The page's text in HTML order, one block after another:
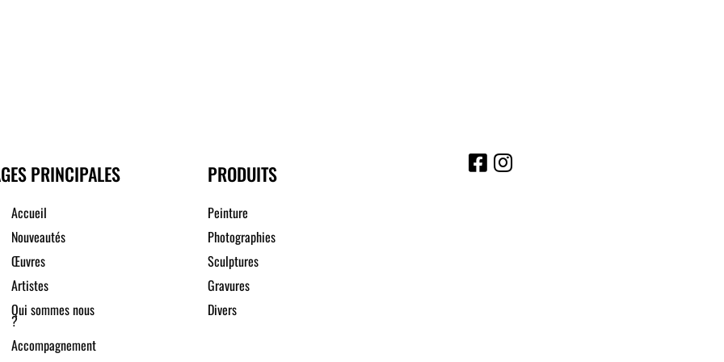
PRINCIPALES
Accueil
Nouveautés
Œuvres
Artistes
Qui sommes nous
?
Accompagnement
PRODUITS
Peinture
Photographies
Sculptures
Gravures
Divers